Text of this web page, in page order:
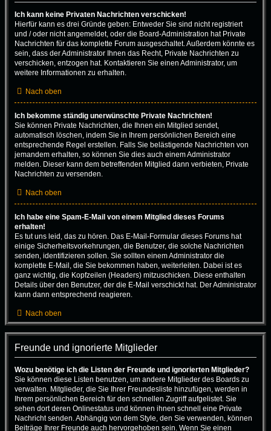
Ich kann keine Privaten Nachrichten verschicken!
Hierfür kann es drei Gründe geben: Entweder Sie sind nicht registriert
und / oder nicht angemeldet, oder die Board-Administration hat Private
Nachrichten für das komplette Forum ausgeschaltet. Außerdem könnte es
sein, dass der Administrator Ihnen das Recht, Private Nachrichten zu
verschicken, entzogen hat. Kontaktieren Sie einen Administrator, um
weitere Informationen zu erhalten.
Nach oben
Ich bekomme ständig unerwünschte Private Nachrichten!
Sie können Private Nachrichten, die Ihnen ein Mitglied sendet,
automatisch löschen, indem Sie in Ihrem persönlichen Bereich eine
entsprechende Regel erstellen. Falls Sie belästigende Nachrichten von
jemandem erhalten, so können Sie dies auch einem Administrator
melden. Dieser kann dem betreffenden Mitglied dann verbieten, Private
Nachrichten zu versenden.
Nach oben
Ich habe eine Spam-E-Mail von einem Mitglied dieses Forums
erhalten!
Es tut uns leid, das zu hören. Das E-Mail-Formular dieses Forums hat
einige Sicherheitsvorkehrungen, die Benutzer, die solche Nachrichten
senden, identifizieren sollen. Sie sollten einem Administrator die
komplette E-Mail, die Sie bekommen haben, weiterleiten. Dabei ist es
ganz wichtig, die Kopfzeilen (Headers) mitzuschicken. Diese enthalten
Details über den Benutzer, der die E-Mail verschickt hat. Der Administrator
kann dann entsprechend reagieren.
Nach oben
Freunde und ignorierte Mitglieder
Wozu benötige ich die Listen der Freunde und ignorierten Mitglieder?
Sie können diese Listen benutzen, um andere Mitglieder des Boards zu
verwalten. Mitglieder, die Sie Ihrer Freundesliste hinzufügen, werden in
Ihrem persönlichen Bereich für den schnellen Zugriff aufgelistet. Sie
sehen dort deren Onlinestatus und können ihnen schnell eine Private
Nachricht senden. Abhängig von dem Style, den Sie verwenden, können
Beiträge Ihrer Freunde auch hervorgehoben sein. Wenn Sie einen